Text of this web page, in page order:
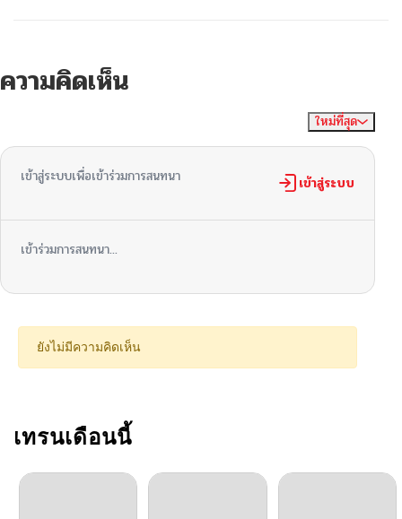
ความคิดเห็น
ใหม่ที่สุด
เข้าสู่ระบบเพื่อเข้าร่วมการสนทนา เข้าสู่ระบบ
เข้าร่วมการสนทนา...
ยังไม่มีความคิดเห็น
เทรนเดือนนี้